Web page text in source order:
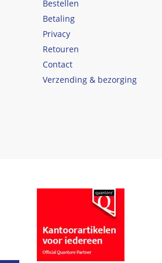
Bestellen
Betaling
Privacy
Retouren
Contact
Verzending & bezorging